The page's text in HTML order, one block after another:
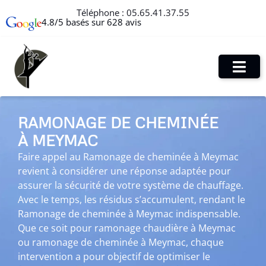
Téléphone : 05.65.41.37.55
4.8/5 basés sur 628 avis
RAMONAGE DE CHEMINÉE
À MEYMAC
Faire appel au Ramonage de cheminée à Meymac
revient à considérer une réponse adaptée pour
assurer la sécurité de votre système de chauffage.
Avec le temps, les résidus s’accumulent, rendant le
Ramonage de cheminée à Meymac indispensable.
Que ce soit pour ramonage chaudière à Meymac
ou ramonage de cheminée à Meymac, chaque
intervention a pour objectif de optimiser le